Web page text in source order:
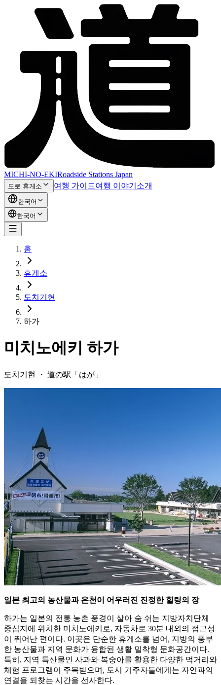
MICHI-NO-EKIRoadside Stations Japan
도로 휴게소 여행 가이드여행 이야기 소개
한국어
한국어
홈
휴게소
도치기현
하가
미치노에키 하가
도치기현 ・ 道の駅「 はが 」
일본 최고의 농산물과 온천이 어우러진 진정한 힐링의 장
하가는 일본의 전통 농촌 풍경이 살아 숨 쉬는 지방자치단체
중심지에 위치한 미치노에키로, 자동차로 30분 내외의 접근성
이 뛰어난 편이다. 이곳은 단순한 휴게소를 넘어, 지방의 풍부
한 농산물과 지역 문화가 융합된 생활 밀착형 문화공간이다.
특히, 지역 특산물인 사과와 복숭아를 활용한 다양한 먹거리와
체험 프로그램이 주목받으며, 도시 거주자들에게는 자연과의
연결을 되찾는 시간을 선사한다.